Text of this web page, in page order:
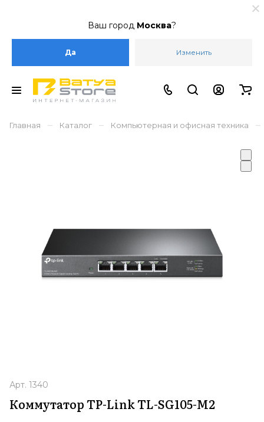
Ваш город Москва?
Да Изменить
Главная – Каталог – Компьютерная и офисная техника –
Арт. 1340
Коммутатор TP-Link TL-SG105-M2